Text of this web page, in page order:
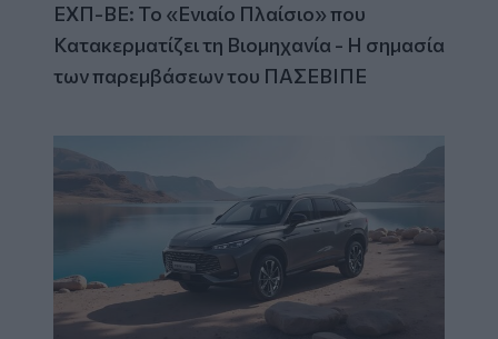
ΕΧΠ-ΒΕ: Το «Ενιαίο Πλαίσιο» που
Κατακερματίζει τη Βιομηχανία - Η σημασία
των παρεμβάσεων του ΠΑΣΕΒΙΠΕ